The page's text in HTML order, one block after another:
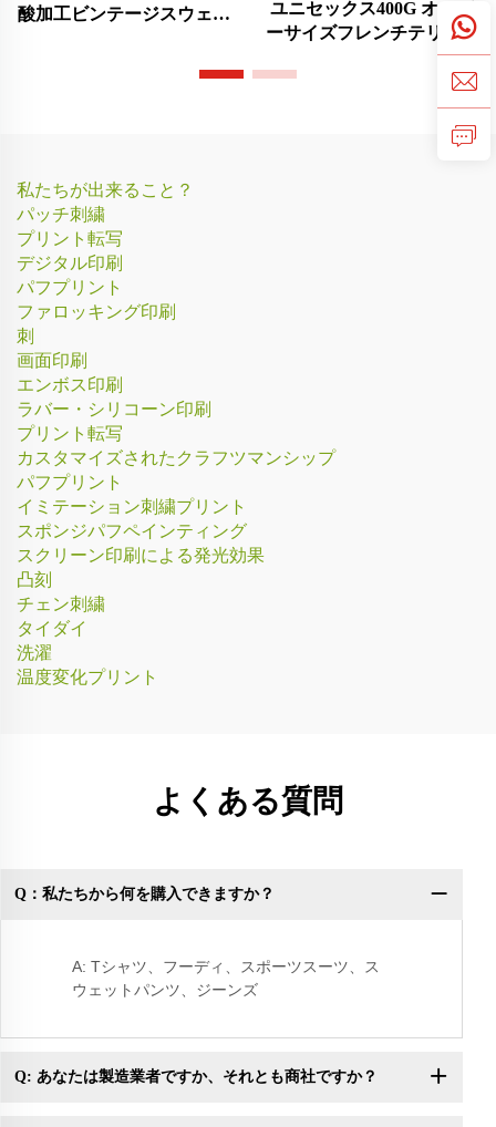
酸加工ビンテージスウェッ
ユニセックス400G オーバ
ーサイズフレンチテリー素
材スウェットシャツ
私たちが出来ること？
パッチ刺繍
プリント転写
デジタル印刷
パフプリント
ファロッキング印刷
刺
画面印刷
エンボス印刷
ラバー・シリコーン印刷
プリント転写
カスタマイズされたクラフツマンシップ
パフプリント
イミテーション刺繍プリント
スポンジパフペインティング
スクリーン印刷による発光効果
凸刻
チェン刺繍
タイダイ
洗濯
温度変化プリント
よくある質問
Q：私たちから何を購入できますか？
A: Tシャツ、フーディ、スポーツスーツ、ス
ウェットパンツ、ジーンズ
Q: あなたは製造業者ですか、それとも商社ですか？